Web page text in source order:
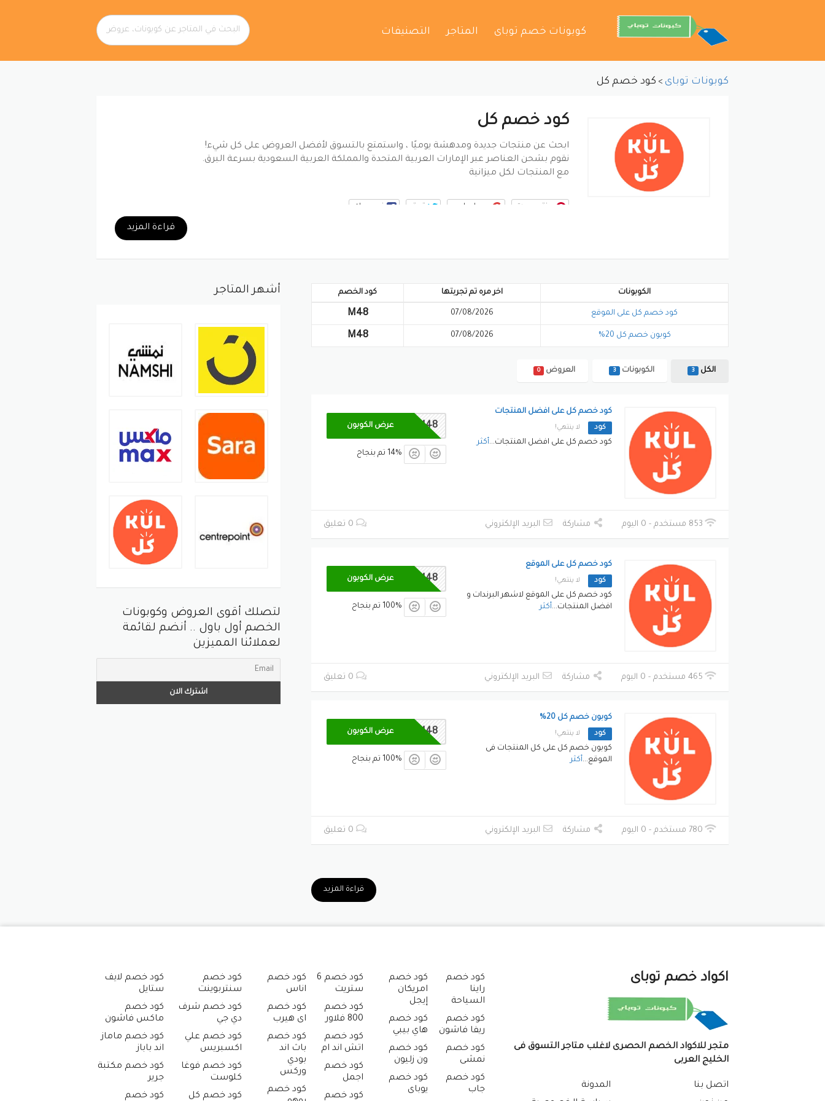
إلى
كوبونات خصم توباى المتاجر التصنيفات
كوبونات توباى > كود خصم كل
قراءة المزيد
كود خصم كل
ابحث عن منتجات جديدة ومدهشة يوميًا ، واستمتع بالتسوق لأفضل العروض على كل شيء!
نقوم بشحن العناصر عبر الإمارات العربية المتحدة والمملكة العربية السعودية بسرعة البرق.
مع المنتجات لكل ميزانية
فيسبوك جوجل بلس بينتيريست
الكوبونات اخر مره تم تجربتها كود الخصم
كود خصم كل على الموقع 07/08/2026
M48
كوبون خصم كل 20% 07/08/2026
M48
الكل 3 الكوبونات 3 العروض 0
كود خصم كل على افضل المنتجات
كود لا ينتهي!
كود خصم كل على افضل المنتجات...أكثر
M48 عرض الكوبون
14% تم بنجاح
853 مستخدم - 0 اليوم مشاركة البريد الإلكتروني
كود خصم كل على الموقع
كود لا ينتهي!
كود خصم كل على الموقع لاشهر البرندات و
افضل المنتجات...أكثر
M48 عرض الكوبون
100% تم بنجاح
465 مستخدم - 0 اليوم مشاركة البريد الإلكتروني
كوبون خصم كل 20%
كود لا ينتهي!
كوبون خصم كل على كل المنتجات فى
الموقع...أكثر
M48 عرض الكوبون
100% تم بنجاح
780 مستخدم - 0 اليوم مشاركة البريد الإلكتروني
قراءة المزيد
أشهر المتاجر
لتصلك أقوى العروض وكوبونات
الخصم أول باول .. أنضم لقائمة
لعملائنا المميزين
اكواد خصم توباى
متجر للاكواد الخصم الحصرى لاغلب متاجر التسوق فى
الخليج العربى
اتصل بنا
المدونة
كود خصم
راينا
السياحة
كود خصم
ريفا فاشون
كود خصم
نمشى
كود خصم
جاب
كود خصم
امريكان
إيجل
كود خصم
هاي بيبي
كود خصم
ون زليون
كود خصم
يوباى
كود خصم 6
ستريت
كود خصم
800 فلاور
كود خصم
اتش اند ام
كود خصم
اجمل
كود خصم
كود خصم
اناس
كود خصم
اى هيرب
كود خصم
باث اند
بودي
وركس
كود خصم
كود خصم
سنتربوينت
كود خصم شرف
دي جي
كود خصم علي
اكسبريس
كود خصم فوغا
كلوست
كود خصم كل
كود خصم لايف
ستايل
كود خصم
ماكس فاشون
كود خصم ماماز
اند باباز
كود خصم مكتبة
جرير
كود خصم